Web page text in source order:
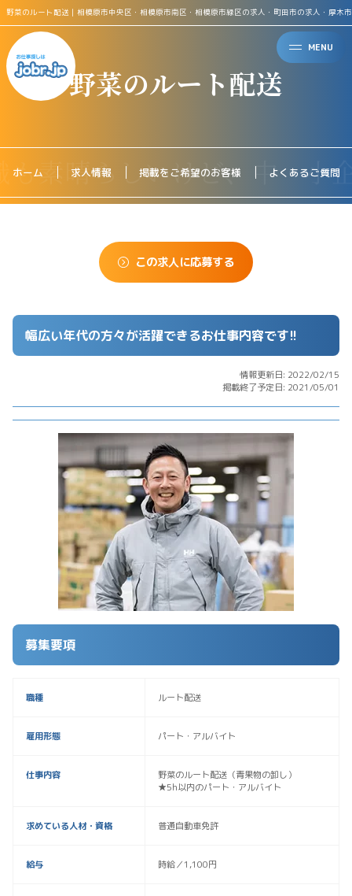
MENU
野菜のルート配送｜相模原市中央区・相模原市南区・相模原市緑区の求人・町田市の求人・厚木
野菜のルート配送
ホーム 求人情報 掲載をご希望のお客様 よくあるご質問
この求人に応募する
幅広い年代の方々が活躍できるお仕事内容です!!
情報更新日: 2022/02/15
掲載終了予定日: 2021/05/01
募集要項
職種 ルート配送
雇用形態 パート・アルバイト
仕事内容
野菜のルート配送（青果物の卸し）
★5h以内のパート・アルバイト
求めている人材・資格 普通自動車免許
給与 時給／1,100円